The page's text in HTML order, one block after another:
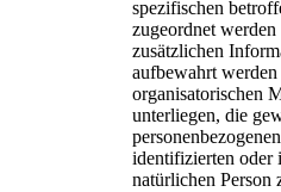
spezifischen
zugeordnet
zusätzlichen
aufbewahrt
organisatorischen
unterliegen, die
identifizierten oder
natürlichen Person